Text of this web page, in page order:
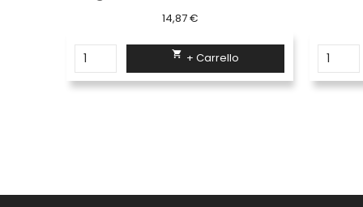
18,65 €
 + Carrello